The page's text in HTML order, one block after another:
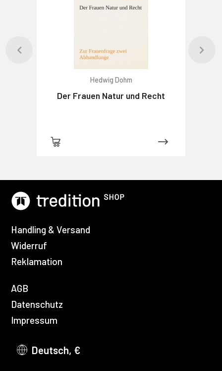
Hedwig Dohm
Der Frauen Natur und Recht
Handling & Versand
Widerruf
Reklamation
AGB
Datenschutz
Impressum
Deutsch, €